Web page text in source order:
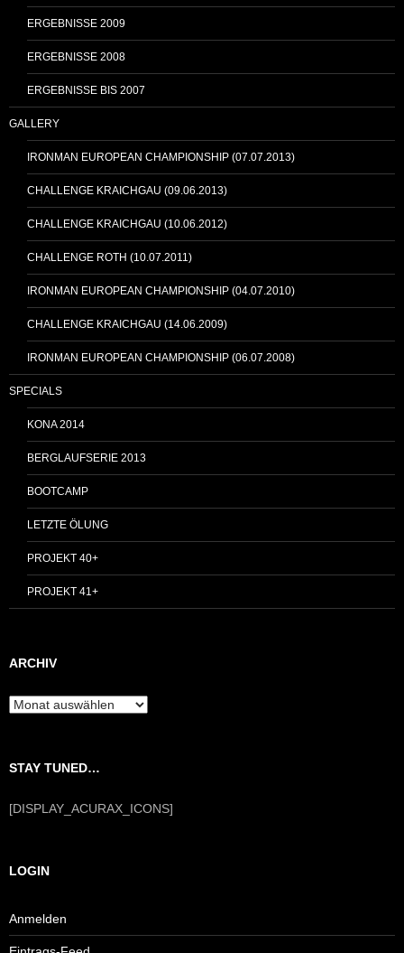
ERGEBNISSE 2009
ERGEBNISSE 2008
ERGEBNISSE BIS 2007
GALLERY
IRONMAN EUROPEAN CHAMPIONSHIP (07.07.2013)
CHALLENGE KRAICHGAU (09.06.2013)
CHALLENGE KRAICHGAU (10.06.2012)
CHALLENGE ROTH (10.07.2011)
IRONMAN EUROPEAN CHAMPIONSHIP (04.07.2010)
CHALLENGE KRAICHGAU (14.06.2009)
IRONMAN EUROPEAN CHAMPIONSHIP (06.07.2008)
SPECIALS
KONA 2014
BERGLAUFSERIE 2013
BOOTCAMP
LETZTE ÖLUNG
PROJEKT 40+
PROJEKT 41+
ARCHIV
Archiv
STAY TUNED…
[DISPLAY_ACURAX_ICONS]
LOGIN
Anmelden